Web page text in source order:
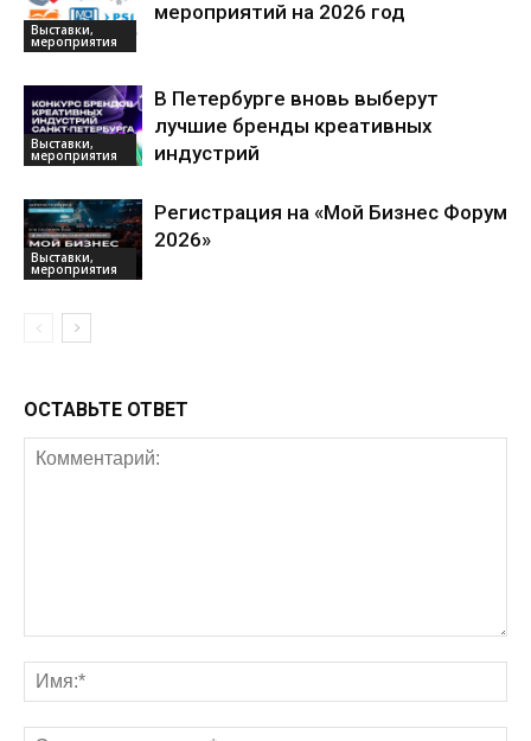
Выставки,
мероприятия
мероприятий на 2026 год
Выставки,
мероприятия
В Петербурге вновь выберут
лучшие бренды креативных
индустрий
Выставки,
мероприятия
Регистрация на «Мой Бизнес Форум
2026»
ОСТАВЬТЕ ОТВЕТ